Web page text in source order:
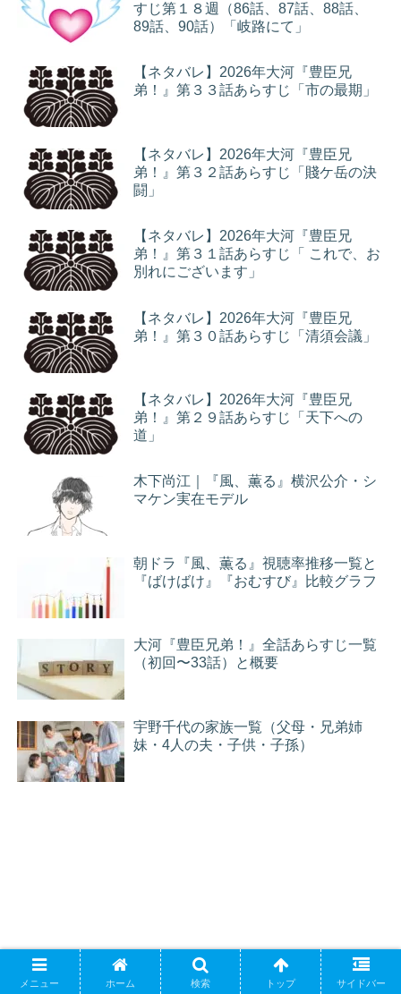
すじ第１８週（86話、87話、88話、
89話、90話）「岐路にて」
【ネタバレ】2026年大河『豊臣兄
弟！』第３３話あらすじ「市の最期」
【ネタバレ】2026年大河『豊臣兄
弟！』第３２話あらすじ「賤ケ岳の決
闘」
【ネタバレ】2026年大河『豊臣兄
弟！』第３１話あらすじ「 これで、お
別れにございます」
【ネタバレ】2026年大河『豊臣兄
弟！』第３０話あらすじ「清須会議」
【ネタバレ】2026年大河『豊臣兄
弟！』第２９話あらすじ「天下への
道」
木下尚江｜『風、薫る』横沢公介・シ
マケン実在モデル
朝ドラ『風、薫る』視聴率推移一覧と
『ばけばけ』『おむすび』比較グラフ
大河『豊臣兄弟！』全話あらすじ一覧
（初回〜33話）と概要
宇野千代の家族一覧（父母・兄弟姉
妹・4人の夫・子供・子孫）
メニュー ホーム 検索 トップ サイドバー